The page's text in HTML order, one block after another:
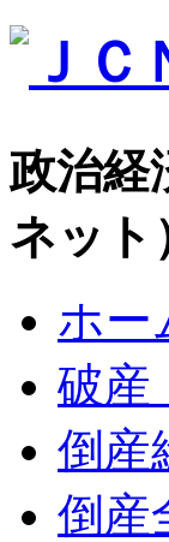
政治経
ネット
ホー
破産
倒産
倒産